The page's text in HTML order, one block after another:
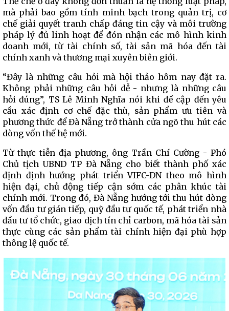
mà phải bao gồm tính minh bạch trong quản trị, cơ
chế giải quyết tranh chấp đáng tin cậy và môi trường
pháp lý đủ linh hoạt để đón nhận các mô hình kinh
doanh mới, từ tài chính số, tài sản mã hóa đến tài
chính xanh và thương mại xuyên biên giới.
“Đây là những câu hỏi mà hội thảo hôm nay đặt ra.
Không phải những câu hỏi dễ - nhưng là những câu
hỏi đúng”, TS Lê Minh Nghĩa nói khi đề cập đến yêu
cầu xác định cơ chế đặc thù, sản phẩm ưu tiên và
phương thức để Đà Nẵng trở thành cửa ngõ thu hút các
dòng vốn thế hệ mới.
Từ thực tiễn địa phương, ông Trần Chí Cường - Phó
Chủ tịch UBND TP Đà Nẵng cho biết thành phố xác
định định hướng phát triển VIFC-DN theo mô hình
hiện đại, chủ động tiếp cận sớm các phân khúc tài
chính mới. Trong đó, Đà Nẵng hướng tới thu hút dòng
vốn đầu tư gián tiếp, quỹ đầu tư quốc tế, phát triển nhà
đầu tư tổ chức, giao dịch tín chỉ carbon, mã hóa tài sản
thực cùng các sản phẩm tài chính hiện đại phù hợp
thông lệ quốc tế.